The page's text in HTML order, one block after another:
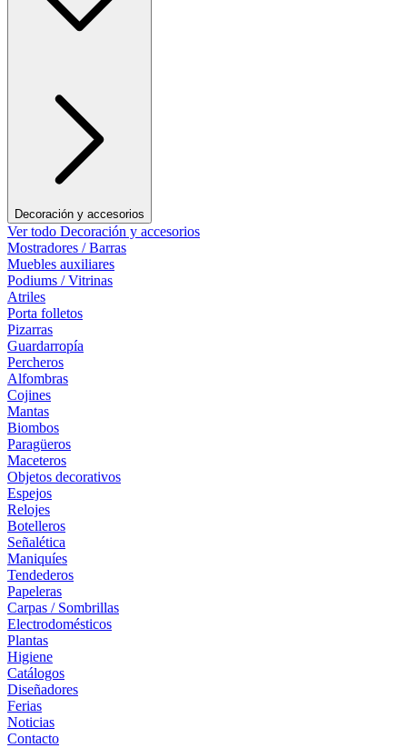
Decoración y accesorios
Ver todo Decoración y accesorios
Mostradores / Barras
Muebles auxiliares
Podiums / Vitrinas
Atriles
Porta folletos
Pizarras
Guardarropía
Percheros
Alfombras
Cojines
Mantas
Biombos
Paragüeros
Maceteros
Objetos decorativos
Espejos
Relojes
Botelleros
Señalética
Maniquíes
Tendederos
Papeleras
Carpas / Sombrillas
Electrodomésticos
Plantas
Higiene
Catálogos
Diseñadores
Ferias
Noticias
Contacto